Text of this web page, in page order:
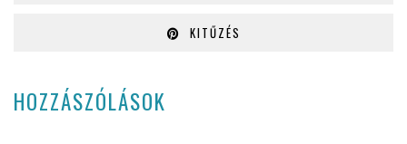
KITŰZÉS
HOZZÁSZÓLÁSOK